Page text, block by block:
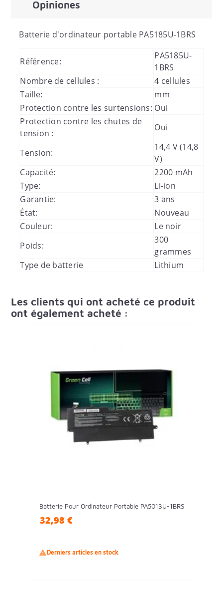
Opiniones
Batterie d'ordinateur portable PA5185U-1BRS
Référence:
PA5185U-
1BRS
Nombre de cellules :
4 cellules
Taille:
mm
Protection contre les surtensions: Oui
Protection contre les chutes de
tension :
Oui
Tension:
14,4 V (14,8
V)
Capacité:
2200 mAh
Type:
Li-ion
Garantie:
3 ans
État:
Nouveau
Couleur:
Le noir
Poids:
300
grammes
Type de batterie
Lithium
Les clients qui ont acheté ce produit
ont également acheté :
Batterie Pour Ordinateur Portable PA5013U-1BRS
32,98 €
Derniers articles en stock